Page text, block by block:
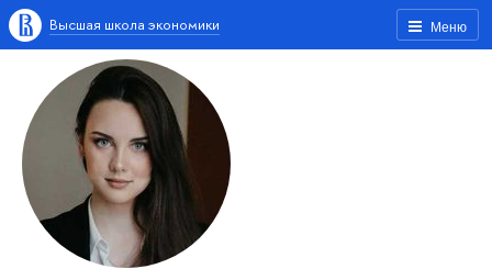
Меню
Высшая школа экономики